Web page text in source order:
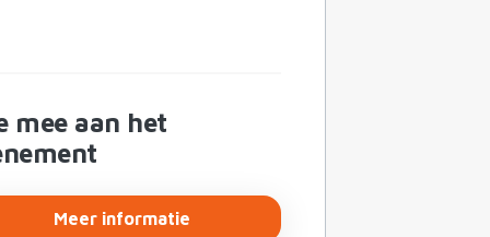
mee aan het
Meer informatie